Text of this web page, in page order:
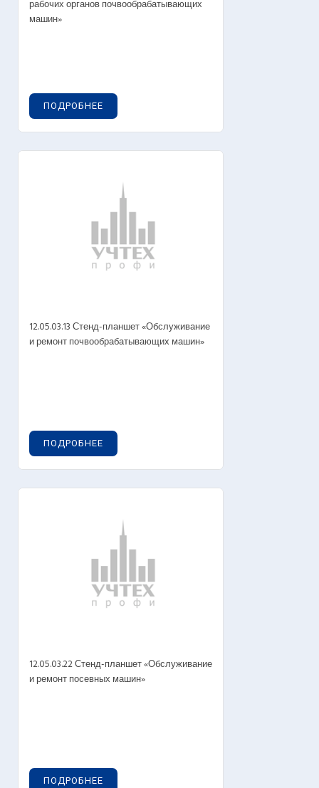
рабочих органов почвообрабатывающих
машин»
ПОДРОБНЕЕ
12.05.03.13 Стенд-планшет «Обслуживание
и ремонт почвообрабатывающих машин»
ПОДРОБНЕЕ
12.05.03.22 Стенд-планшет «Обслуживание
и ремонт посевных машин»
ПОДРОБНЕЕ